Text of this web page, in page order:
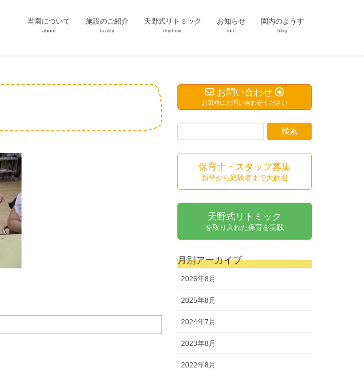
当園について
about
施設のご紹介
facility
天野式リトミック
rhythmic
お知らせ
info
園内のようす
blog
お問い合わせ
お気軽にお問い合わせください
保育士・スタッフ募集
新卒から経験者まで大歓迎
天野式リトミック
を取り入れた保育を実践
月別アーカイブ
2026年8月
2025年8月
2024年7月
2023年8月
2022年8月